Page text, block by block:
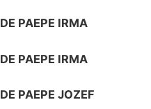
DE PAEPE IRMA
DE PAEPE IRMA
DE PAEPE JOZEF